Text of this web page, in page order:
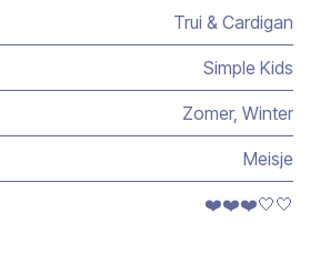
Trui & Cardigan
Simple Kids
Zomer, Winter
Meisje
❤️❤️❤️🤍🤍